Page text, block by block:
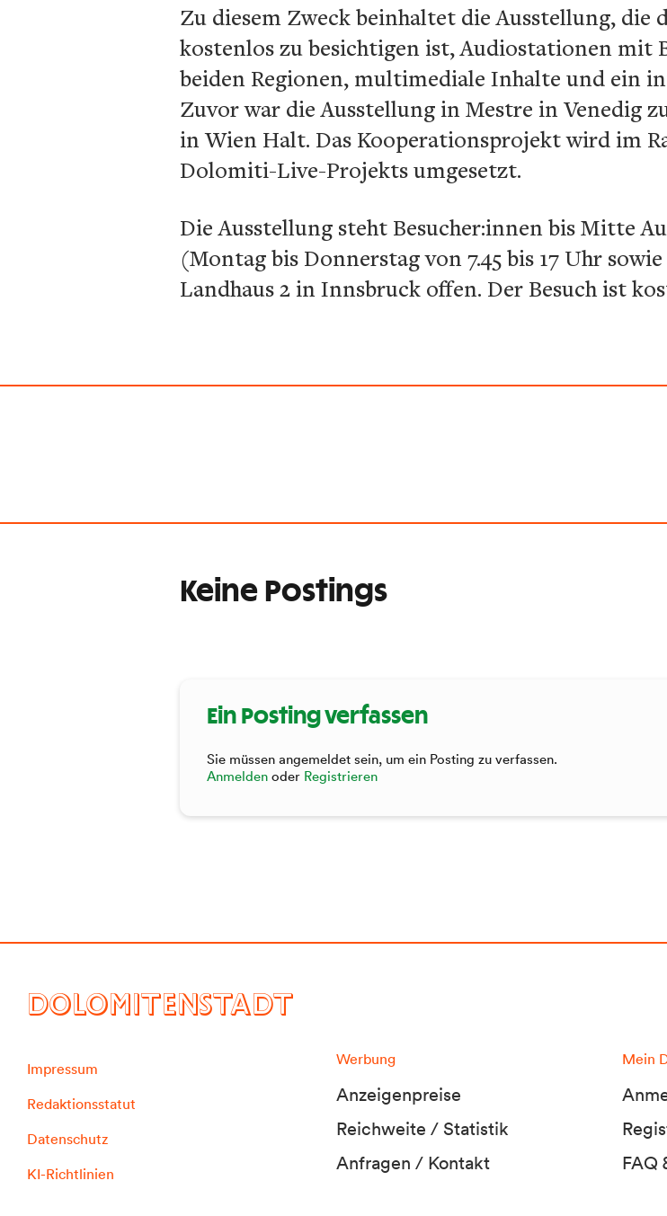
Zu diesem Zweck beinhaltet die Ausstellung,
kostenlos zu besichtigen ist, Audiostationen mit
beiden Regionen, multimediale Inhalte und ein
Zuvor war die Ausstellung in Mestre in Venedig
in Wien Halt. Das Kooperationsprojekt wird im
Dolomiti-Live-Projekts umgesetzt.
Die Ausstellung steht Besucher:innen bis Mitte
(Montag bis Donnerstag von 7.45 bis 17 Uhr
Landhaus 2 in Innsbruck offen. Der Besuch ist
Keine Postings
Ein Posting verfassen
Sie müssen angemeldet sein, um ein Posting zu verfassen.
Anmelden oder Registrieren
DOLOMITENSTADT
Impressum
Redaktionsstatut
Datenschutz
KI-Richtlinien
Werbung
Anzeigenpreise
Reichweite / Statistik
Anfragen / Kontakt
Mein
FAQ